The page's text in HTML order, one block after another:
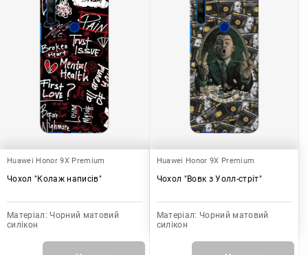
Huawei Honor 9X Premium
Чохол "Колаж написів"
Матеріал: Чорний матовий
силікон
Huawei Honor 9X Premium
Чохол "Вовк з Уолл-стріт"
Матеріал: Чорний матовий
силікон